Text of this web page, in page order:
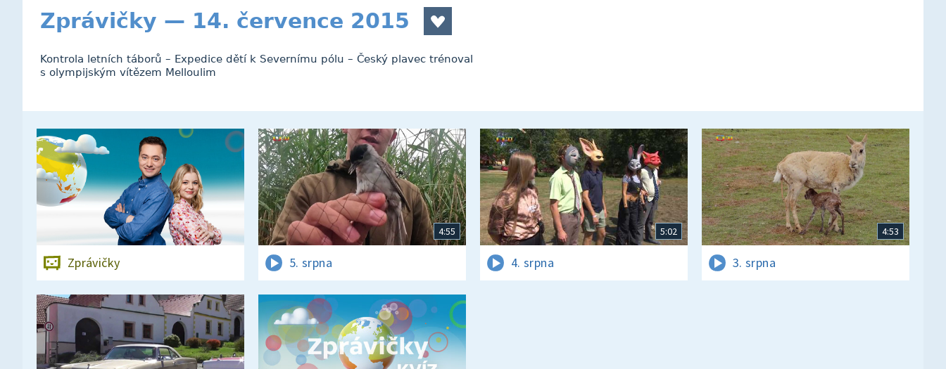
Zprávičky — 14. července 2015
Kontrola letních táborů – Expedice dětí k Severnímu pólu – Český plavec trénoval
s olympijským vítězem Melloulim
Zprávičky
4:55
5. srpna
5:02
4. srpna
4:53
3. srpna